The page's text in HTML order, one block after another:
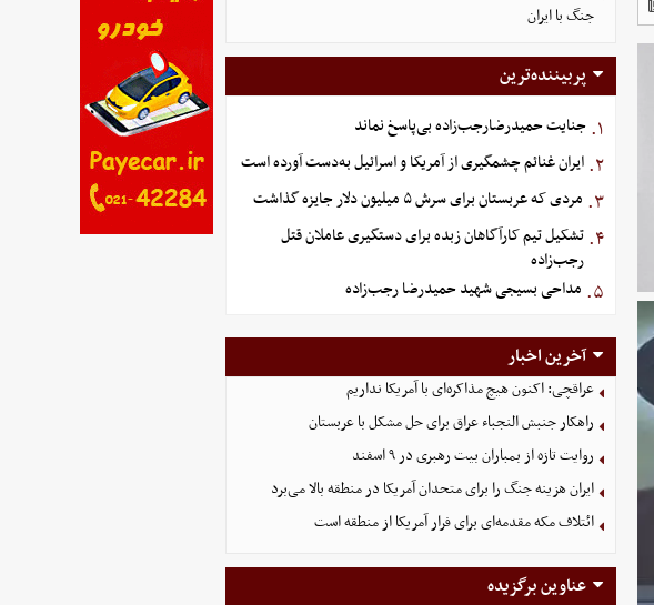
جنگ با ایران
پربیننده‌ترین
۱. جنایت حمیدرضارجب‌زاده بی‌پاسخ نماند
۲. ایران غنائم چشمگیری از آمریکا و اسرائیل به‌دست آورده است
۳. مردی که عربستان برای سرش ۵ میلیون دلار جایزه گذاشت
۴. تشکیل تیم کارآگاهان زبده برای دستگیری عاملان قتل
رجب‌زاده
۵. مداحی بسیجی شهید حمیدرضا رجب‌زاده
آخرین اخبار
عراقچی: اکنون هیچ مذاکره‌ای با آمریکا نداریم
راهکار جنبش النجباء عراق برای حل مشکل با عربستان
روایت تازه از بمباران بیت رهبری در ۹ اسفند
ایران هزینه جنگ را برای متحدان آمریکا در منطقه بالا می‌برد
ائتلاف مکه مقدمه‌ای برای فرار آمریکا از منطقه است
عناوین برگزیده